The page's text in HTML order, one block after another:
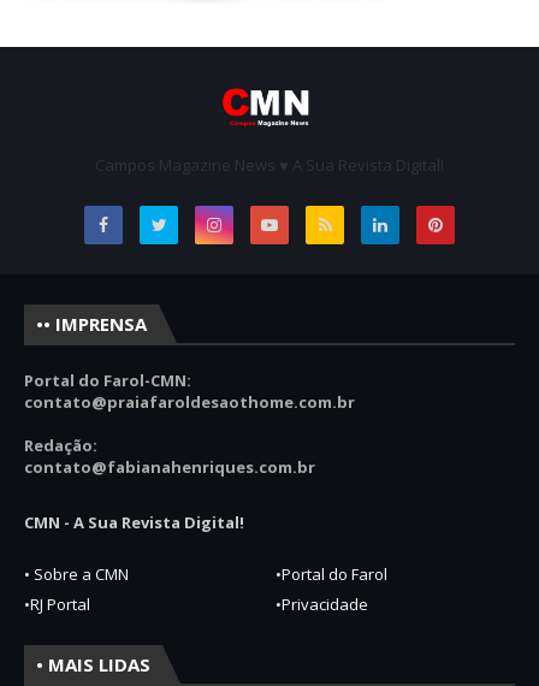
Campos Magazine News ♥ A Sua Revista Digital!
•• IMPRENSA
Portal do Farol-CMN:
contato@praiafaroldesaothome.com.br
Redação:
contato@fabianahenriques.com.br
CMN - A Sua Revista Digital!
• Sobre a CMN
•Portal do Farol
•RJ Portal
•Privacidade
• MAIS LIDAS